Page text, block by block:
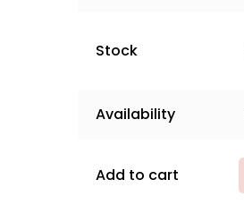
Stock
Availability
Add to cart